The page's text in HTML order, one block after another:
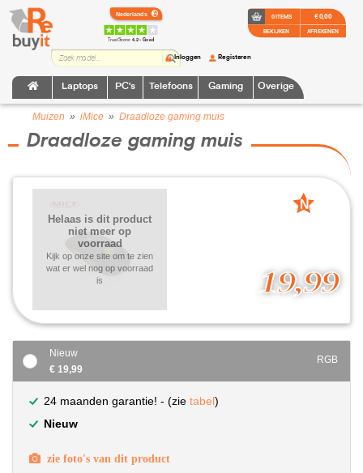
TrustScore:4.2 • Goed
Laptops PC's Telefoons Gaming Overige
Inloggen Registeren
0 ITEMS
BEKIJKEN
€ 0,00
AFREKENEN
Muizen » iMice » Draadloze gaming muis
Draadloze gaming muis
19,99
Helaas is dit product
niet meer op
voorraad
Kijk op onze site om te zien
wat er wel nog op voorraad
is
N
Nieuw
€ 19,99
RGB
24 maanden garantie! - (zie tabel)
Nieuw
zie foto's van dit product